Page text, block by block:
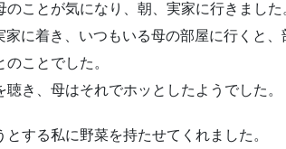
のことが気になり、朝、実家に行きました
家に着き、いつもいる母の部屋に行くと
ことでした。
聴き、母はそれでホッとしたようでした。
とする私に野菜を持たせてくれました。